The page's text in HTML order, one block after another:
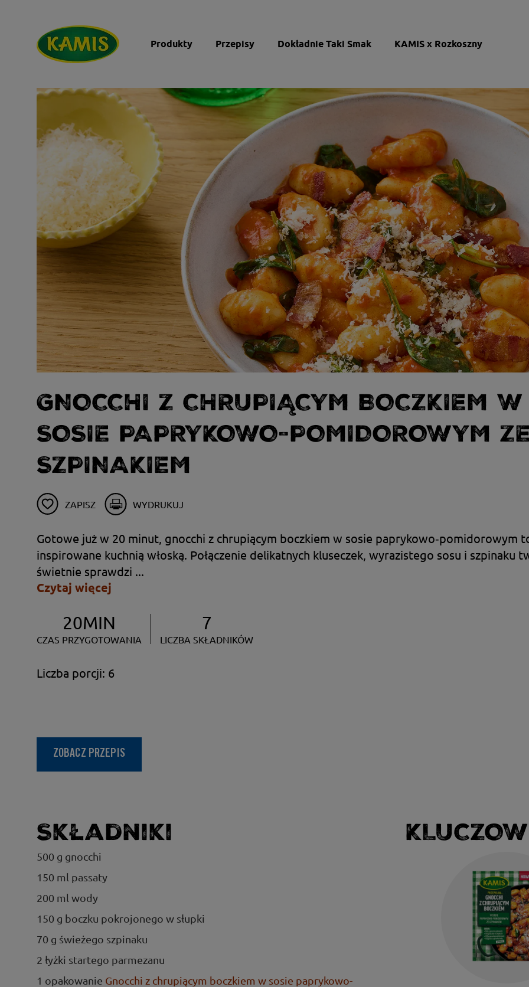
Produkty Przepisy Dokładnie Taki Smak KAMIS x Rozkoszny
GNOCCHI Z CHRUPIĄCYM BOCZKIEM W
SOSIE PAPRYKOWO-POMIDOROWYM
SZPINAKIEM
ZAPISZ WYDRUKUJ
Gotowe już w 20 minut, gnocchi z chrupiącym boczkiem w sosie paprykowo‑pomidorowym
inspirowane kuchnią włoską. Połączenie delikatnych kluseczek, wyrazistego sosu i szpinaku
świetnie sprawdzi ...
Czytaj więcej
20MIN
CZAS PRZYGOTOWANIA
7
LICZBA SKŁADNIKÓW
Liczba porcji: 6
ZOBACZ PRZEPIS
Składniki
500 g gnocchi
150 ml passaty
200 ml wody
150 g boczku pokrojonego w słupki
70 g świeżego szpinaku
2 łyżki startego parmezanu
1 opakowanie Gnocchi z chrupiącym boczkiem w sosie paprykowo-